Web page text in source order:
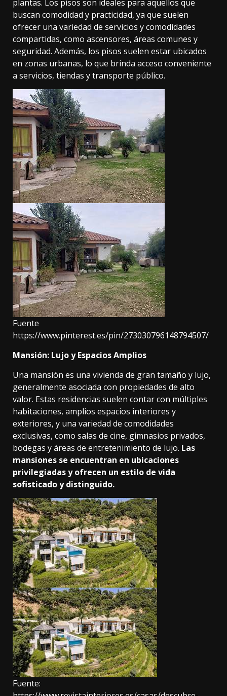
plantas. Los pisos son ideales para aquellos que
buscan comodidad y practicidad, ya que suelen
ofrecer una variedad de servicios y comodidades
compartidas, como ascensores, áreas comunes y
seguridad. Además, los pisos suelen estar ubicados
en zonas urbanas, lo que brinda acceso conveniente
a servicios, tiendas y transporte público.
Fuente
https://www.pinterest.es/pin/273030796148794507/
Mansión: Lujo y Espacios Amplios
Una mansión es una vivienda de gran tamaño y lujo,
generalmente asociada con propiedades de alto
valor. Estas residencias suelen contar con múltiples
habitaciones, amplios espacios interiores y
exteriores, y una variedad de comodidades
exclusivas, como salas de cine, gimnasios privados,
bodegas y áreas de entretenimiento de lujo. Las
mansiones se encuentran en ubicaciones
privilegiadas y ofrecen un estilo de vida
sofisticado y distinguido.
Fuente: